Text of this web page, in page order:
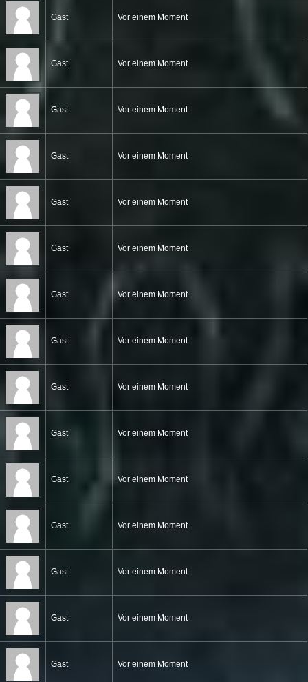
Gast Vor einem Moment
Gast Vor einem Moment
Gast Vor einem Moment
Gast Vor einem Moment
Gast Vor einem Moment
Gast Vor einem Moment
Gast Vor einem Moment
Gast Vor einem Moment
Gast Vor einem Moment
Gast Vor einem Moment
Gast Vor einem Moment
Gast Vor einem Moment
Gast Vor einem Moment
Gast Vor einem Moment
Gast Vor einem Moment